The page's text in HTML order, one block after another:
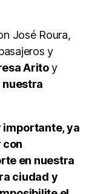
José Roura,
y
Aritoy
nuestra
importante, ya
con
en nuestra
ciudad y